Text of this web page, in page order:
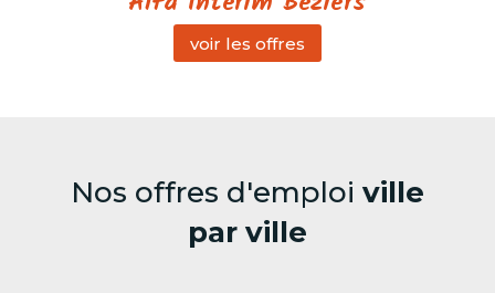
voir les offres
Nos offres d'emploi ville
par ville